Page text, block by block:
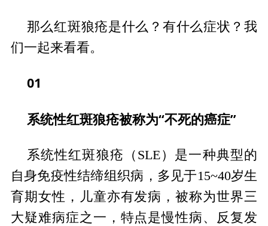
那么红斑狼疮是什么？有什么症状？我
们一起来看看。
01
系统性红斑狼疮被称为“不死的癌症”
系统性红斑狼疮（SLE）是一种典型的
自身免疫性结缔组织病，多见于15~40岁生
育期女性，儿童亦有发病，被称为世界三
大疑难病症之一，特点是慢性病、反复发